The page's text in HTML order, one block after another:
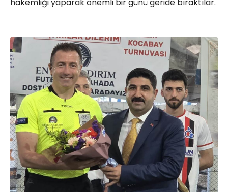
hakemliği yaparak önemli bir günü geride bıraktılar.